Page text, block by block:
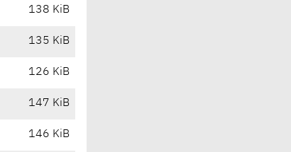
138 KiB
135 KiB
126 KiB
147 KiB
146 KiB